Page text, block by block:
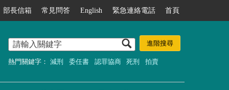
部長信箱 常見問答 English 緊急連絡電話 首頁
熱門關鍵字： 減刑 委任書 認罪協商 死刑 拍賣